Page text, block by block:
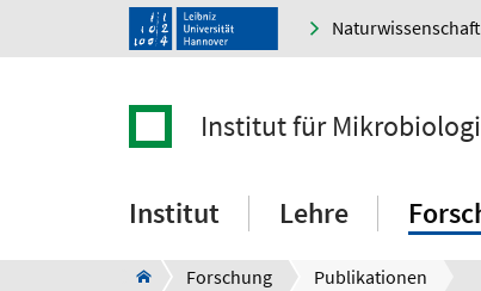
Institut für
Institut Lehre
Forschung Publikationen